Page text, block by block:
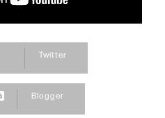
Twitter
Blogger